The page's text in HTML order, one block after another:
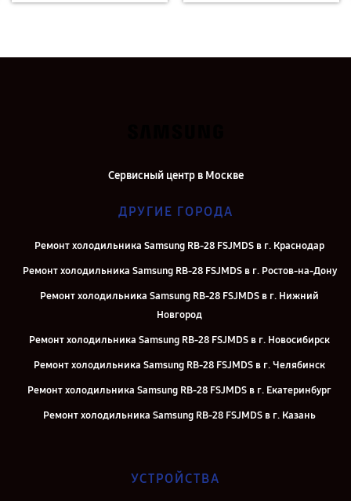
Сервисный центр в Москве
ДРУГИЕ ГОРОДА
Ремонт холодильника Samsung RB-28 FSJMDS в г. Краснодар
Ремонт холодильника Samsung RB-28 FSJMDS в г. Ростов-на-Дону
Ремонт холодильника Samsung RB-28 FSJMDS в г. Нижний
Новгород
Ремонт холодильника Samsung RB-28 FSJMDS в г. Новосибирск
Ремонт холодильника Samsung RB-28 FSJMDS в г. Челябинск
Ремонт холодильника Samsung RB-28 FSJMDS в г. Екатеринбург
Ремонт холодильника Samsung RB-28 FSJMDS в г. Казань
УСТРОЙСТВА